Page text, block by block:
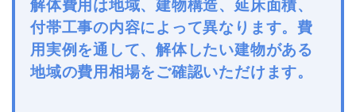
解体費用は地域、建物構造、延床面積、
付帯工事の内容によって異なります。費
用実例を通して、解体したい建物がある
地域の費用相場をご確認いただけます。